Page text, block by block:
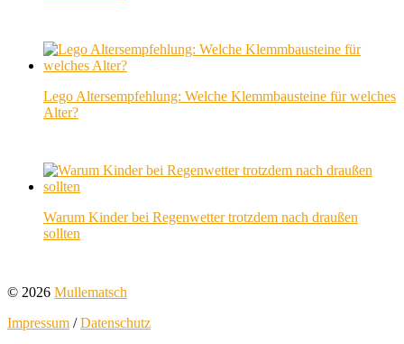
Lego Altersempfehlung: Welche Klemmbausteine für welches
Alter?
Warum Kinder bei Regenwetter trotzdem nach draußen
sollten
© 2026 Mullematsch
Impressum /Datenschutz